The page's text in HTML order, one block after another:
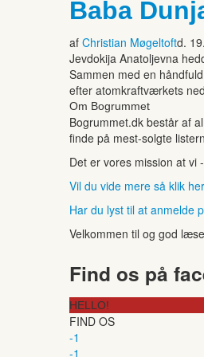
Baba
af Christian Møgeltoftd.
Jevdokija Anatoljevna
Sammen med en
efter atomkraftværkets
Om Bogrummet
Bogrummet.dk består af
finde på mest-solgte
Det er vores mission at
Vil du vide mere så klik her
Har du lyst til at anmelde
Velkommen til og god
Find os på
HELLO!
FIND OS
-1
-1